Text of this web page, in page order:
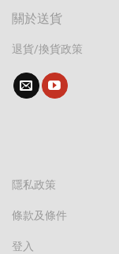
關於送貨
退貨/換貨政策
隱私政策
條款及條件
登入